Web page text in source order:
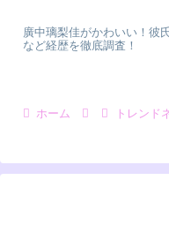
廣中璃梨佳がかわいい！彼
など経歴を徹底調査！
ホーム トレンド